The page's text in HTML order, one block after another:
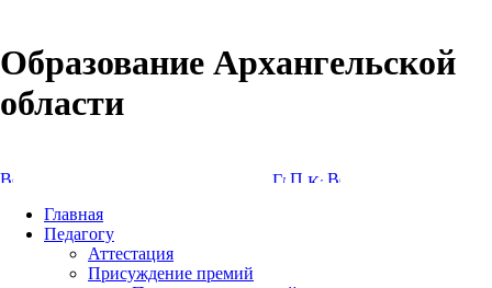
Образование Архангельской
области
Главная
Педагогу
Аттестация
Присуждение премий